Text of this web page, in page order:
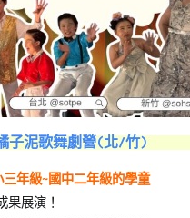
子泥歌舞劇營(北/竹)
年級~國中二年級的學童
果展演！